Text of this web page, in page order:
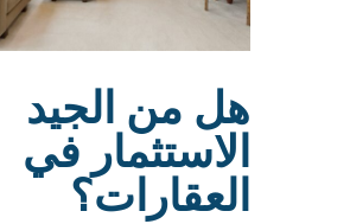
هل من الجيد
الاستثمار في
العقارات؟